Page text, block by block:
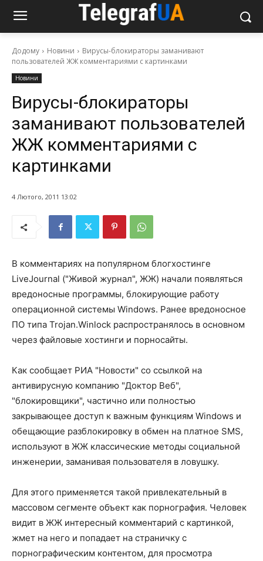
Додому Новини
Вирусы-блокираторы заманивают
пользователей ЖЖ комментариями с картинками
Новини
Вирусы-блокираторы
заманивают пользователей
ЖЖ комментариями с
картинками
4 Лютого, 2011 13:02
В комментариях на популярном блогхостинге
LiveJournal ("Живой журнал", ЖЖ) начали появляться
вредоносные программы, блокирующие работу
операционной системы Windows. Ранее вредоносное
ПО типа Trojan.Winlock распространялось в основном
через файловые хостинги и порносайты.
Как сообщает РИА "Новости" со ссылкой на
антивирусную компанию "Доктор Веб",
"блокировщики", частично или полностью
закрывающее доступ к важным функциям Windows и
обещающие разблокировку в обмен на платное SMS,
используют в ЖЖ классические методы социальной
инженерии, заманивая пользователя в ловушку.
Для этого применяется такой привлекательный в
массовом сегменте объект как порнография. Человек
видит в ЖЖ интересный комментарий с картинкой,
жмет на него и попадает на страничку с
порнографическим контентом, для просмотра